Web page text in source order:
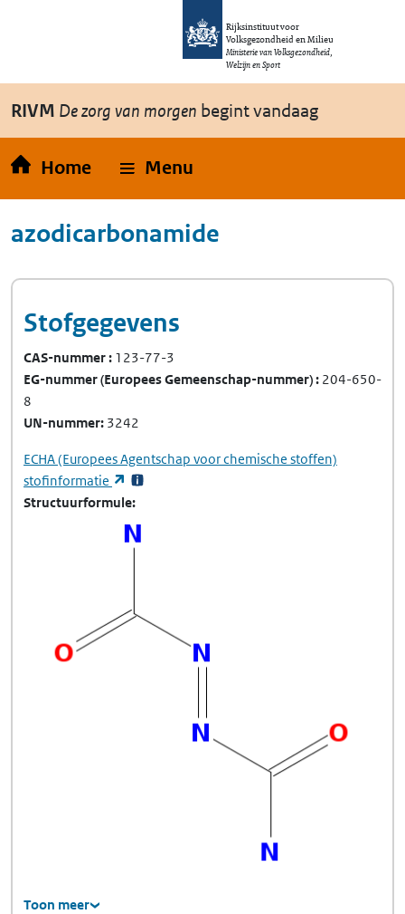
Overslaan en naar de inhoud gaan
Rijksinstituut voor
Volksgezondheid en Milieu
Ministerie van Volksgezondheid,
Welzijn en Sport
RIVM De zorg van morgen begint vandaag
Home Menu
azodicarbonamide
Stofgegevens
CAS-nummer 123-77-3
EG-nummer(Europees Gemeenschap-nummer) 204-650-
8
UN-nummer 3242
ECHA(Europees Agentschap voor chemische stoffen)
stofinformatie
(opent in een nieuw tabblad)
Structuurformule
Toon meer